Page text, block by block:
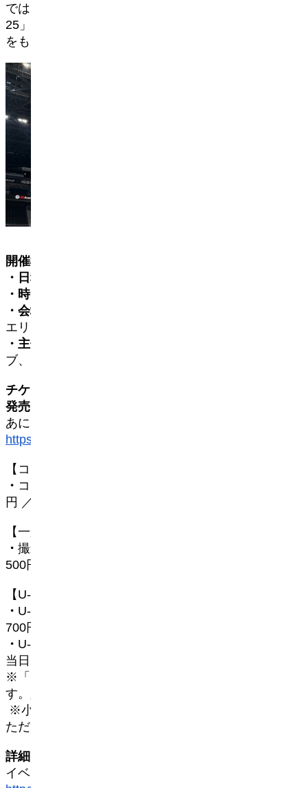
では「ワールドコスプレチャンピオンシップ20
25」のダイジェスト映像を上映し、大会の熱狂
をもう一度体感できる内容となっています。
開催概要
・日程
・時間
・会場
エリア）
・主催
ブ、IGアリーナ、株式会社WCS
チケット情報
発売日
あにて販売開始
https://w.pia.jp/t/worldcosplaysummit/
【コスプレ参加（更衣室利用）】
・ コスプレチケット（男女共通）：前売 2,500
円 ／ 当日 3,000円
【一般・カメラマン参加】
・撮影・見学チケット：前売 2,000円 ／ 当日 2,
500円
【U-18 更衣室利用】
・ U-18 コスプレチケット（男女共通）：前売 1,
700円 ／ 当日 2,200円
・ U-18 撮影・見学チケット：前売 1,300円 ／
当日 1,800円
※「U-18チケット」は18歳以下の方が対象で
す。入場時に年齢確認を行う場合があります。
ただけます（4歳以上はチケットが必要です）。
詳細・チケット購入
イベント詳細はこちら（WCS公式サイト）